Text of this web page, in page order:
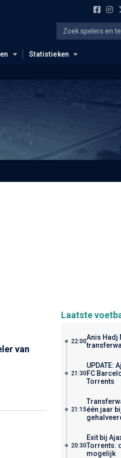
Statistieken
van
Laatste
22:00Anis Hadj
21:30
UPDATE:
FC
Torrents
21:15één jaar
20:30
Exit bij
Torrents:
mogelijk